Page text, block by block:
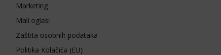
Marketing
Mali oglasi
Zaštita osobnih podataka
Politika Kolačića (EU)